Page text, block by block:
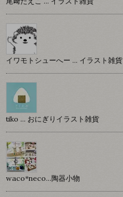
イワモトシューへー … イラスト雑貨
tiko … おにぎりイラスト雑貨
waco*neco...陶器小物